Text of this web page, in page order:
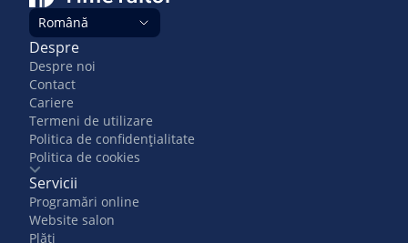
Română
Despre
Despre noi
Contact
Cariere
Termeni de utilizare
Politica de confidențialitate
Politica de cookies
Servicii
Programări online
Website salon
Plăți